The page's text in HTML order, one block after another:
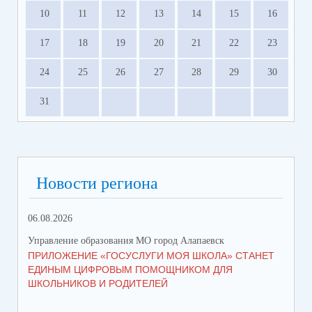
10 11 12 13 14 15 16
17 18 19 20 21 22 23
24 25 26 27 28 29 30
31
Новости региона
06.08.2026
Управление образования МО город Алапаевск
ПРИЛОЖЕНИЕ «ГОСУСЛУГИ МОЯ ШКОЛА» СТАНЕТ
ЕДИНЫМ ЦИФРОВЫМ ПОМОЩНИКОМ ДЛЯ
ШКОЛЬНИКОВ И РОДИТЕЛЕЙ